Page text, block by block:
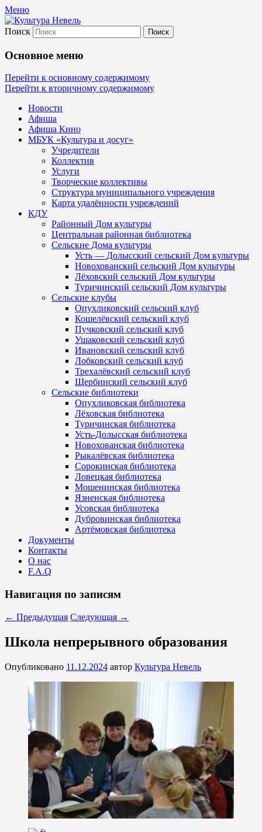
Меню
Культура Невель
МБУК Невельского района "Культура
и досуг"
Поиск
Основное меню
Перейти к основному содержимому
Перейти к вторичному содержимому
Новости
Афиша
Афиша Кино
МБУК «Культура и досуг»
Учредители
Коллектив
Услуги
Творческие коллективы
Структура муниципального учреждения
Карта удалённости учреждений
КДУ
Районный Дом культуры
Центральная районная библиотека
Сельские Дома культуры
Усть — Долысский сельский Дом культуры
Новохованский сельский Дом культуры
Лёховский сельский Дом культуры
Туричинский сельский Дом культуры
Сельские клубы
Опухликовский сельский клуб
Кошелёвский сельский клуб
Пучковский сельский клуб
Ушаковский сельский клуб
Ивановский сельский клуб
Лобковский сельский клуб
Трехалёвский сельский клуб
Щербинский сельский клуб
Сельские библиотеки
Опухликовская библиотека
Лёховская библиотека
Туричинская библиотека
Усть-Долысская библиотека
Новохованская библиотека
Рыкалёвская библиотека
Сорокинская библиотека
Ловецкая библиотека
Мошенинская библиотека
Язненская библиотека
Усовская библиотека
Дубровинская библиотека
Артёмовская библиотека
Документы
Контакты
О нас
F.A.Q
Навигация по записям
← Предыдущая Следующая →
Школа непрерывного образования
Опубликовано 11.12.2024 автор Культура Невель